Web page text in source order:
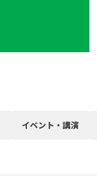
イベント・講演